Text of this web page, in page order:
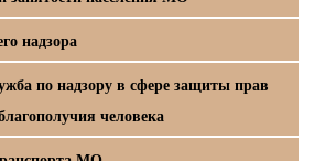
надзора
по надзору в сфере защиты прав
человека